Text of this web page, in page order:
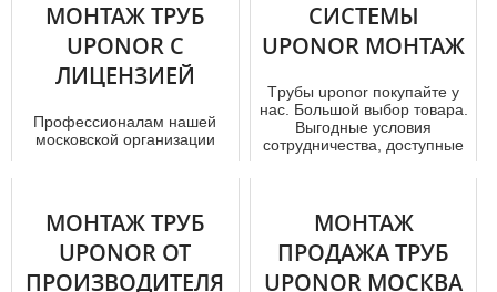
МОНТАЖ ТРУБ
UPONOR С
ЛИЦЕНЗИЕЙ
Профессионалам нашей
московской организации
СИСТЕМЫ
UPONOR МОНТАЖ
Тpубы uponor покупайте у
нас. Большой выбор товара.
Выгодные условия
сотрудничества, доступные
МОНТАЖ ТРУБ
UPONOR ОТ
ПРОИЗВОДИТЕЛЯ
МОНТАЖ
ПРОДАЖА ТРУБ
UPONOR МОСКВА